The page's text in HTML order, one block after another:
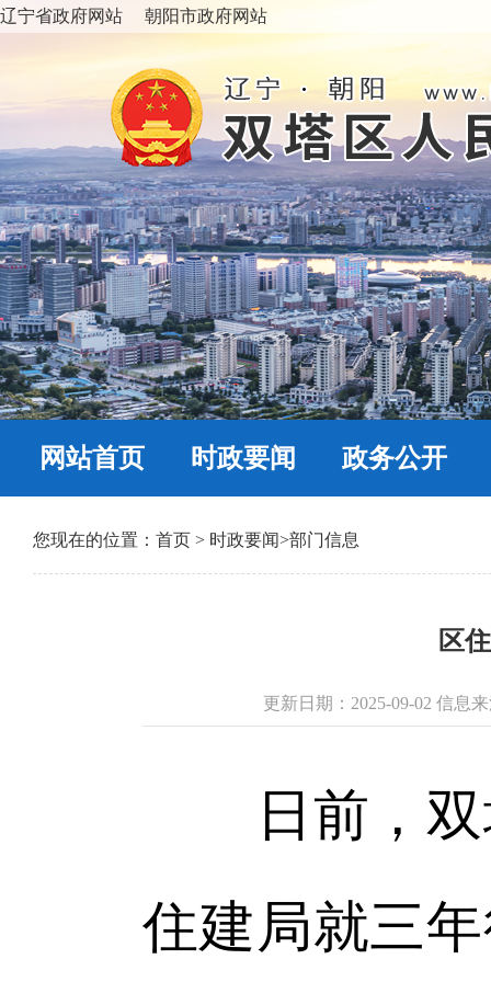
辽宁省政府网站 朝阳市政府网站
网站首页 时政要闻 政务公开
您现在的位置： 首页 > 时政要闻>部门信息
区
更新日期：2025-09-02 信息
日前，双
住建局就三